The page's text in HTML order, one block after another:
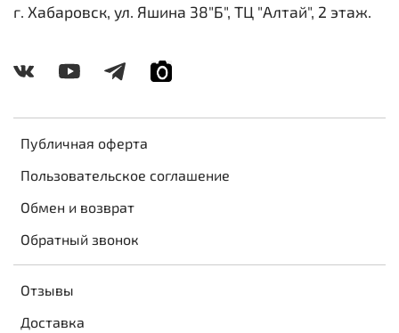
Публичная оферта
Пользовательское соглашение
Обмен и возврат
Обратный звонок
Отзывы
Доставка
г. Хабаровск, ул. Яшина 38"Б", ТЦ "Алтай", 2 этаж.